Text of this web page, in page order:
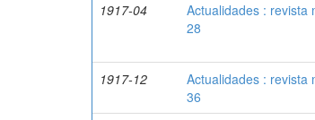
1917-04
Actualidades : revista
28
1917-12
Actualidades : revista
36